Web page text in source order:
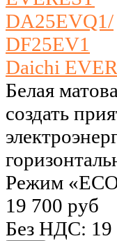
Daichi
Белая
создать
Режим
19 700 руб
Без НДС: 19